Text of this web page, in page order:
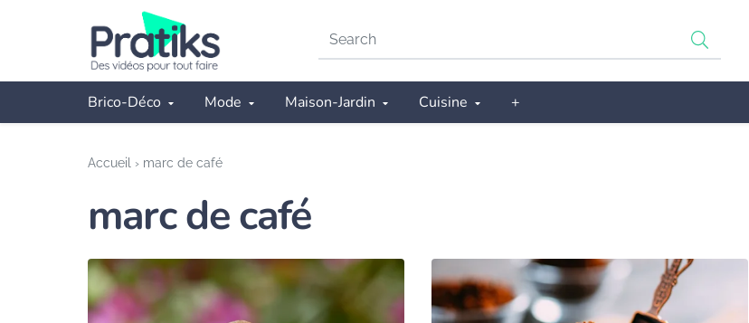
Search
Brico-Déco Mode Maison-Jardin Cuisine +
Accueil › marc de café
marc de café